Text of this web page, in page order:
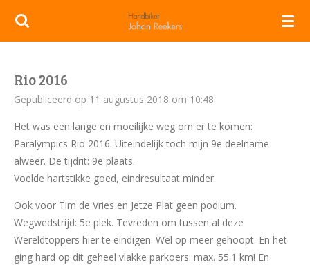
Ga
hoofdinhoud
Rio 2016
Gepubliceerd op 11 augustus 2018 om 10:48
Het was een lange en moeilijke weg om er te komen:
Paralympics Rio 2016. Uiteindelijk toch mijn 9e deelname
alweer. De tijdrit: 9e plaats.
Voelde hartstikke goed, eindresultaat minder.
Ook voor Tim de Vries en Jetze Plat geen podium.
Wegwedstrijd: 5e plek. Tevreden om tussen al deze
Wereldtoppers hier te eindigen. Wel op meer gehoopt. En het
ging hard op dit geheel vlakke parkoers: max. 55.1 km! En